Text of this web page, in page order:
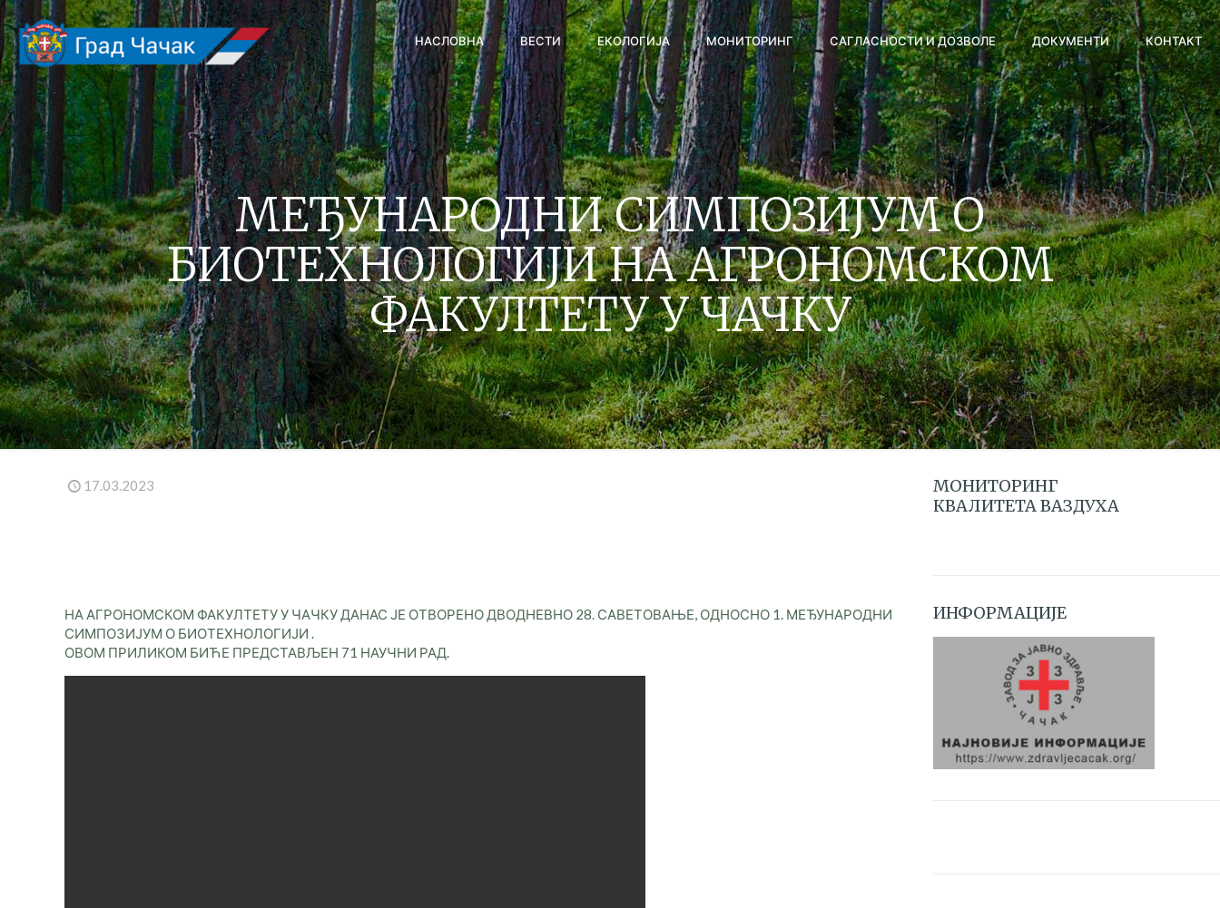
НАСЛОВНА ВЕСТИ ЕКОЛОГИЈА МОНИТОРИНГ САГЛАСНОСТИ И ДОЗВОЛЕ ДОКУМЕНТИ КОНТАКТ
МЕЂУНАРОДНИ СИМПОЗИЈУМ О
БИОТЕХНОЛОГИЈИ НА АГРОНОМСКОМ
ФАКУЛТЕТУ У ЧАЧКУ
17.03.2023
НА АГРОНОМСКОМ ФАКУЛТЕТУ У ЧАЧКУ ДАНАС ЈЕ ОТВОРЕНО ДВОДНЕВНО 28. САВЕТОВАЊЕ, ОДНОСНО 1. МЕЂУНАРОДНИ
СИМПОЗИЈУМ О БИОТЕХНОЛОГИЈИ .
ОВОМ ПРИЛИКОМ БИЋЕ ПРЕДСТАВЉЕН 71 НАУЧНИ РАД.
МОНИТОРИНГ
КВАЛИТЕТА ВАЗДУХА
ИНФОРМАЦИЈЕ